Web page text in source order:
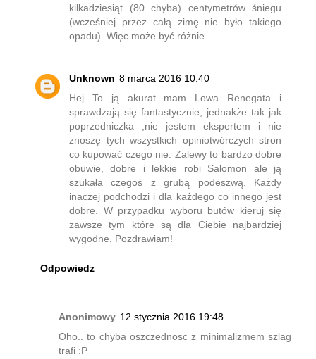
kilkadziesiąt (80 chyba) centymetrów śniegu
(wcześniej przez całą zimę nie było takiego
opadu). Więc może być różnie...
Unknown 8 marca 2016 10:40
Hej To ją akurat mam Lowa Renegata i
sprawdzają się fantastycznie, jednakże tak jak
poprzedniczka ,nie jestem ekspertem i nie
znoszę tych wszystkich opiniotwórczych stron
co kupować czego nie. Zalewy to bardzo dobre
obuwie, dobre i lekkie robi Salomon ale ją
szukała czegoś z grubą podeszwą. Każdy
inaczej podchodzi i dla każdego co innego jest
dobre. W przypadku wyboru butów kieruj się
zawsze tym które są dla Ciebie najbardziej
wygodne. Pozdrawiam!
Odpowiedz
Anonimowy 12 stycznia 2016 19:48
Oho.. to chyba oszczednosc z minimalizmem szlag
trafi :P